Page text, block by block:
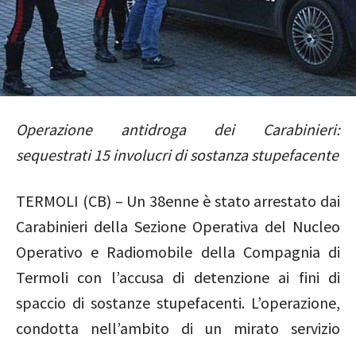
Operazione antidroga dei Carabinieri:
sequestrati 15 involucri di sostanza stupefacente
TERMOLI (CB) – Un 38enne è stato arrestato dai
Carabinieri della Sezione Operativa del Nucleo
Operativo e Radiomobile della Compagnia di
Termoli con l’accusa di detenzione ai fini di
spaccio di sostanze stupefacenti. L’operazione,
condotta nell’ambito di un mirato servizio